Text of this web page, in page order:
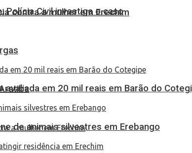
Civil investiga o caso
contra a mulher em Erechim
em 20 mil reais em Barão do
de animais silvestres em Erebango